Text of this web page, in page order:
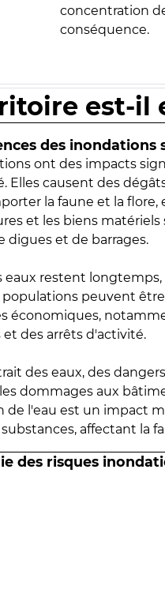
concentration
conséquence.
est-il
des inondations
ont des impacts
Elles causent des
la faune et la
et les biens
digues et de barrages.
eaux restent
populations peuvent
économiques,
des arrêts d'activité.
des eaux, des
dommages aux
de l'eau est un impact
affectant la
des risques